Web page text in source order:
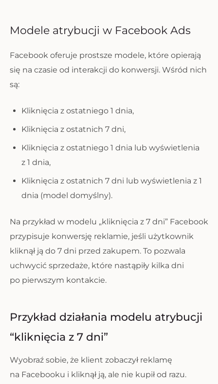
Modele atrybucji w Facebook Ads
Facebook oferuje prostsze modele, które opierają
się na czasie od interakcji do konwersji. Wśród nich
są:
Kliknięcia z ostatniego 1 dnia,
Kliknięcia z ostatnich 7 dni,
Kliknięcia z ostatniego 1 dnia lub wyświetlenia
z 1 dnia,
Kliknięcia z ostatnich 7 dni lub wyświetlenia z 1
dnia (model domyślny).
Na przykład w modelu „kliknięcia z 7 dni” Facebook
przypisuje konwersję reklamie, jeśli użytkownik
kliknął ją do 7 dni przed zakupem. To pozwala
uchwycić sprzedaże, które nastąpiły kilka dni
po pierwszym kontakcie.
Przykład działania modelu atrybucji
“kliknięcia z 7 dni”
Wyobraź sobie, że klient zobaczył reklamę
na Facebooku i kliknął ją, ale nie kupił od razu.